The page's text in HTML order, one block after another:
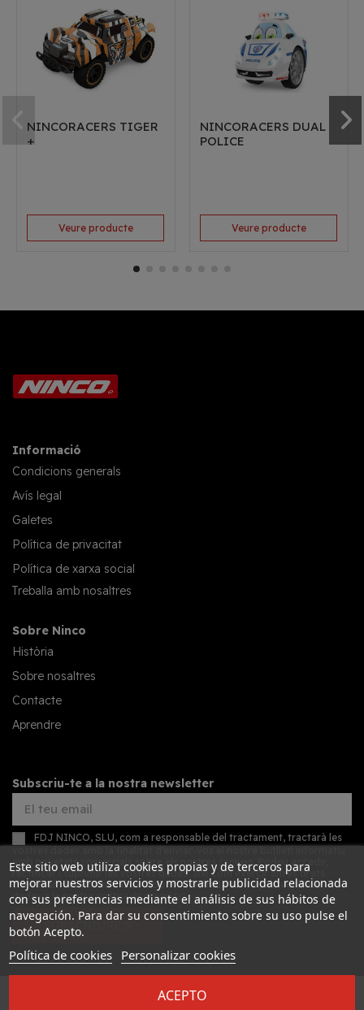
NINCORACERS TIGER
+
Veure producte
NINCORACERS DUAL
POLICE
Veure producte
Informació
Condicions generals
Avís legal
Galetes
Política de privacitat
Política de xarxa social
Treballa amb nosaltres
Sobre Ninco
Història
Sobre nosaltres
Contacte
Aprendre
Subscriu-te a la nostra newsletter
FDJ NINCO, SLU, com a responsable del tractament, tractarà les
amb novetats comercials sobre els nostres serveis. Podeu accedir,
rectificar i suprimir les vostres dades, així com exercir altres drets
consultant la informació addicional detallada sobre protecció de
dades a la nostrapolítica de privacitat
SUBSCRIURE'S
Desarrollado por
Este sitio web utiliza cookies propias y de terceros para
mejorar nuestros servicios y mostrarle publicidad relacionada
con sus preferencias mediante el análisis de sus hábitos de
navegación. Para dar su consentimiento sobre su uso pulse el
botón Acepto.
Política de cookies Personalizar cookies
ACEPTO